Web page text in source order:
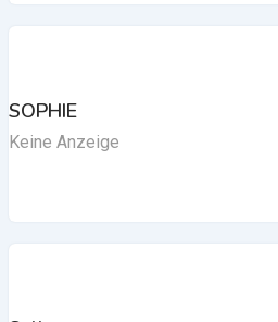
SOPHIE
Keine Anzeige